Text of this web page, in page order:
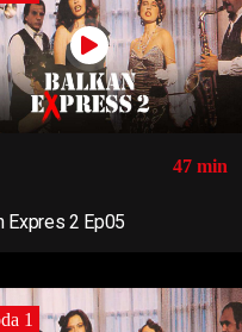
47 min
Expres 2 Ep05
1